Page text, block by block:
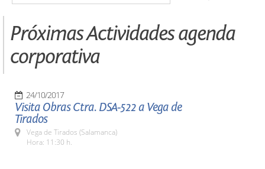
Próximas Actividades agenda
corporativa
24/10/2017
Visita Obras Ctra. DSA-522 a Vega de
Tirados
Vega de Tirados (Salamanca)
Hora: 11:30 h.